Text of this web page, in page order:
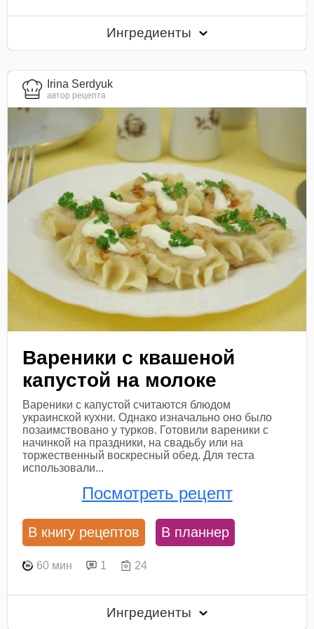
Ингредиенты
Irina Serdyuk
автор рецепта
Вареники с квашеной
капустой на молоке
Вареники с капустой считаются блюдом
украинской кухни. Однако изначально оно было
позаимствовано у турков. Готовили вареники с
начинкой на праздники, на свадьбу или на
торжественный воскресный обед. Для теста
использовали...
Посмотреть рецепт
В книгу рецептов В планнер
60 мин 1 24
Ингредиенты